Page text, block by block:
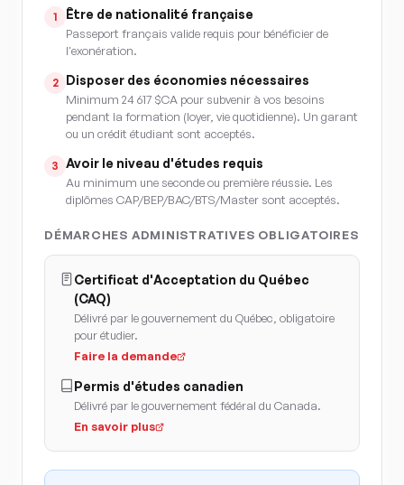
1 Être de nationalité française
Passeport français valide requis pour bénéficier de
l'exonération.
2 Disposer des économies nécessaires
Minimum 24 617 $CA pour subvenir à vos besoins
pendant la formation (loyer, vie quotidienne). Un garant
ou un crédit étudiant sont acceptés.
3 Avoir le niveau d'études requis
Au minimum une seconde ou première réussie. Les
diplômes CAP/BEP/BAC/BTS/Master sont acceptés.
DÉMARCHES ADMINISTRATIVES OBLIGATOIRES
Certificat d'Acceptation du Québec
(CAQ)
Délivré par le gouvernement du Québec, obligatoire
pour étudier.
Faire la demande
Permis d'études canadien
Délivré par le gouvernement fédéral du Canada.
En savoir plus